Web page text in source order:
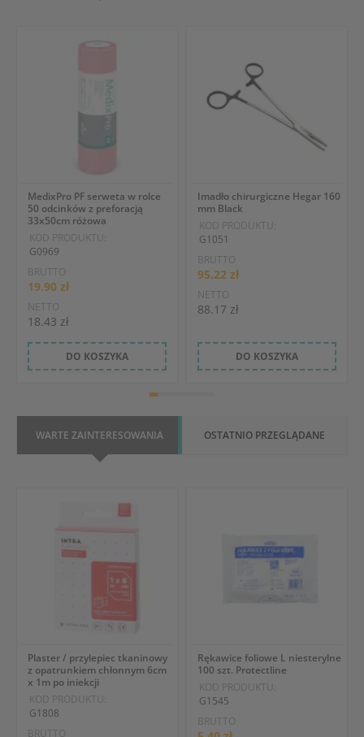
MedixPro PF serweta w rolce
50 odcinków z preforacją
33x50cm różowa
KOD PRODUKTU:
G0969
BRUTTO
19.90 zł
NETTO
18.43 zł
DO KOSZYKA
Imadło chirurgiczne Hegar 160
mm Black
KOD PRODUKTU:
G1051
BRUTTO
95.22 zł
NETTO
88.17 zł
DO KOSZYKA
WARTE ZAINTERESOWANIA OSTATNIO PRZEGLĄDANE
Plaster / przylepiec tkaninowy
z opatrunkiem chłonnym 6cm
x 1m po iniekcji
KOD PRODUKTU:
G1808
BRUTTO
Rękawice foliowe L niesterylne
100 szt. Protectline
KOD PRODUKTU:
G1545
BRUTTO